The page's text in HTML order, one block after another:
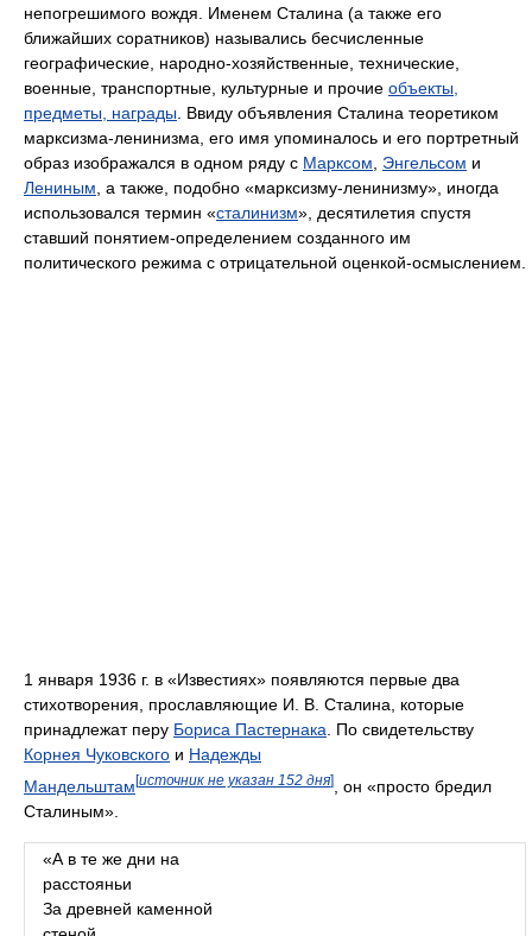
непогрешимого вождя. Именем Сталина (а также его
ближайших соратников) назывались бесчисленные
географические, народно-хозяйственные, технические,
военные, транспортные, культурные и прочие объекты,
предметы, награды. Ввиду объявления Сталина теоретиком
марксизма-ленинизма, его имя упоминалось и его портретный
образ изображался в одном ряду с Марксом, Энгельсом и
Лениным, а также, подобно «марксизму-ленинизму», иногда
использовался термин «сталинизм», десятилетия спустя
ставший понятием-определением созданного им
политического режима с отрицательной оценкой-осмыслением.
1 января 1936 г. в «Известиях» появляются первые два
стихотворения, прославляющие И. В. Сталина, которые
принадлежат перу Бориса Пастернака. По свидетельству
Корнея Чуковского и Надежды
Мандельштам [источник не указан 152 дня]
, он «просто бредил
Сталиным».
«А в те же дни на
расстояньи
За древней каменной